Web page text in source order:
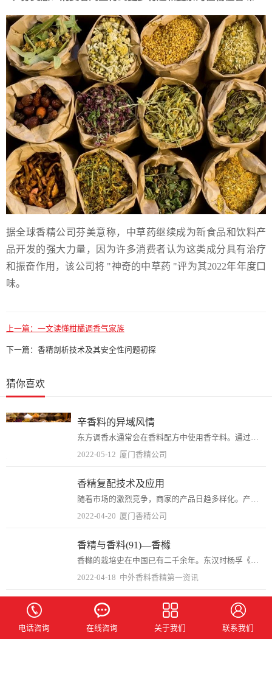
据全球香精公司芬美意称，中草药继续成为新食品和饮料产
品开发的强大力量，因为许多消费者认为这类成分具有治疗
和振奋作用，该公司将 "神奇的中草药 "评为其2022年年度口
味。
上一篇： 一文读懂柑橘调香气家族
下一篇： 香精剖析技术及其安全性问题初探
猜你喜欢
辛香料的异域风情
东方调香水通常会在香料配方中使用香辛料。通过辛辣的香气，来营造出一种神秘的异域风情。香辛料的选取囊括了世界各地特有的香料，大部分来自于远方。通常是一些干的植物种...
2022-05-12 厦门香精公司
香精复配技术及应用
随着市场的激烈竞争，商家的产品日趋多样化。产品的多样化源于口味的多样化，因此选择采用一个高品质香精的同时，各种香精相互搭配显得更为重要。通过复配技术不仅可以达到...
2022-04-20 厦门香精公司
香精与香料(91)—香橼
香橼的栽培史在中国已有二千余年。东汉时杨孚《异物志》（公元1世纪后期）称之为枸椽。唐、宋以后，多称之为香橼。因此，香橼也叫枸橼（Citrus Medica），它...
2022-04-18 中外香料香精第一资讯
香精与香料(72)—柚子酮(Yuzunone)
2022-03-30 中外香料香精第一资讯
电话咨询 在线咨询 关于我们 联系我们